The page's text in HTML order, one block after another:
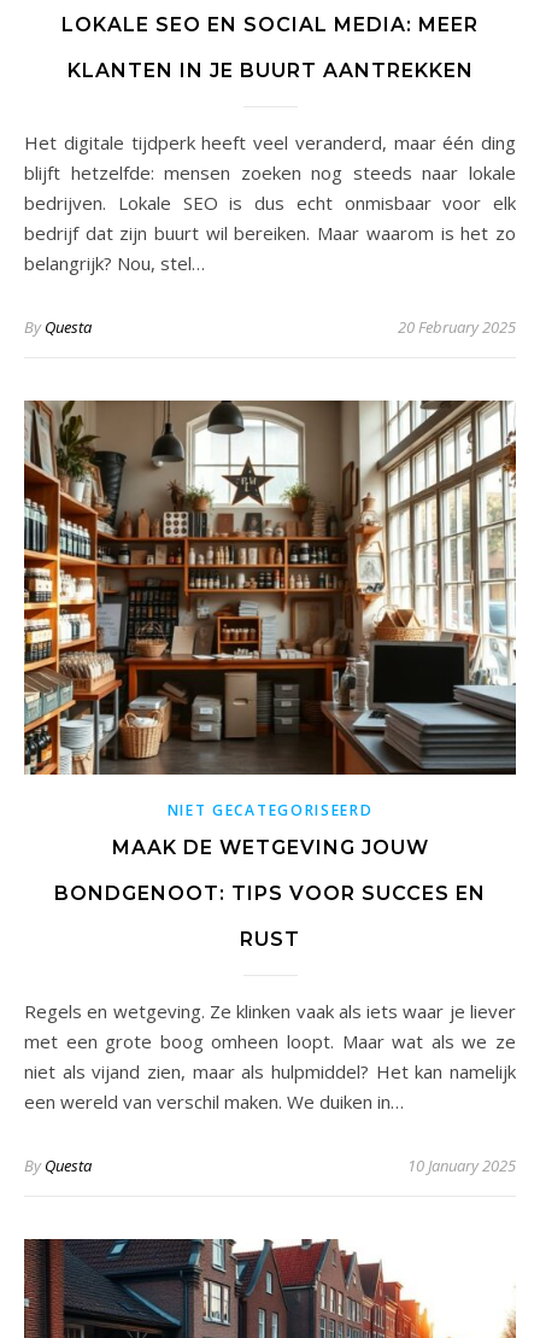
LOKALE SEO EN SOCIAL MEDIA: MEER
KLANTEN IN JE BUURT AANTREKKEN
Het digitale tijdperk heeft veel veranderd, maar één ding
blijft hetzelfde: mensen zoeken nog steeds naar lokale
bedrijven. Lokale SEO is dus echt onmisbaar voor elk
bedrijf dat zijn buurt wil bereiken. Maar waarom is het zo
belangrijk? Nou, stel…
ByQuesta 20 February 2025
NIET GECATEGORISEERD
MAAK DE WETGEVING JOUW
BONDGENOOT: TIPS VOOR SUCCES EN
RUST
Regels en wetgeving. Ze klinken vaak als iets waar je liever
met een grote boog omheen loopt. Maar wat als we ze
niet als vijand zien, maar als hulpmiddel? Het kan namelijk
een wereld van verschil maken. We duiken in…
ByQuesta 10 January 2025